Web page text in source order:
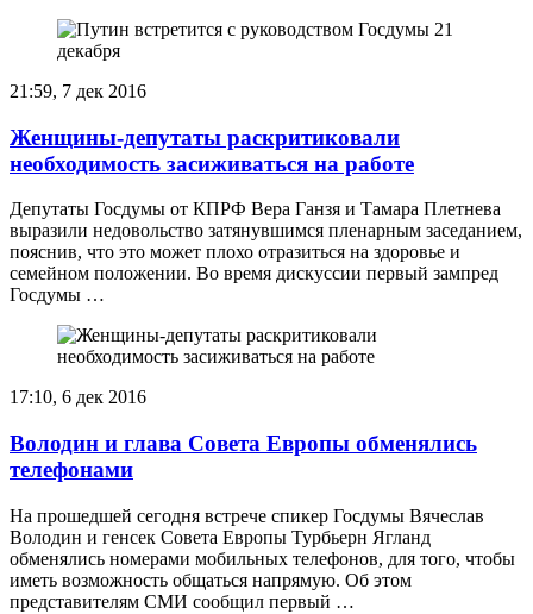
21:59, 7 дек 2016
Женщины-депутаты раскритиковали
необходимость засиживаться на работе
Депутаты Госдумы от КПРФ Вера Ганзя и Тамара Плетнева
выразили недовольство затянувшимся пленарным заседанием,
пояснив, что это может плохо отразиться на здоровье и
семейном положении. Во время дискуссии первый зампред
Госдумы …
17:10, 6 дек 2016
Володин и глава Совета Европы обменялись
телефонами
На прошедшей сегодня встрече спикер Госдумы Вячеслав
Володин и генсек Совета Европы Турбьерн Ягланд
обменялись номерами мобильных телефонов, для того, чтобы
иметь возможность общаться напрямую. Об этом
представителям СМИ сообщил первый …